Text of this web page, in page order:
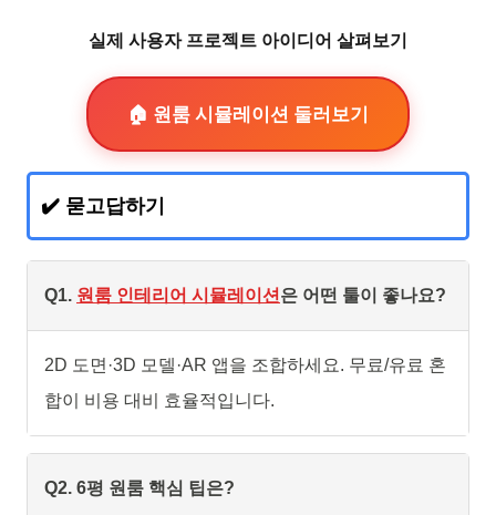
실제 사용자 프로젝트 아이디어 살펴보기
🏠 원룸 시뮬레이션 둘러보기
✔️ 묻고답하기
Q1. 원룸 인테리어 시뮬레이션 은 어떤 툴이 좋나요?
2D 도면·3D 모델·AR 앱을 조합하세요. 무료/유료 혼
합이 비용 대비 효율적입니다.
Q2. 6평 원룸 핵심 팁은?